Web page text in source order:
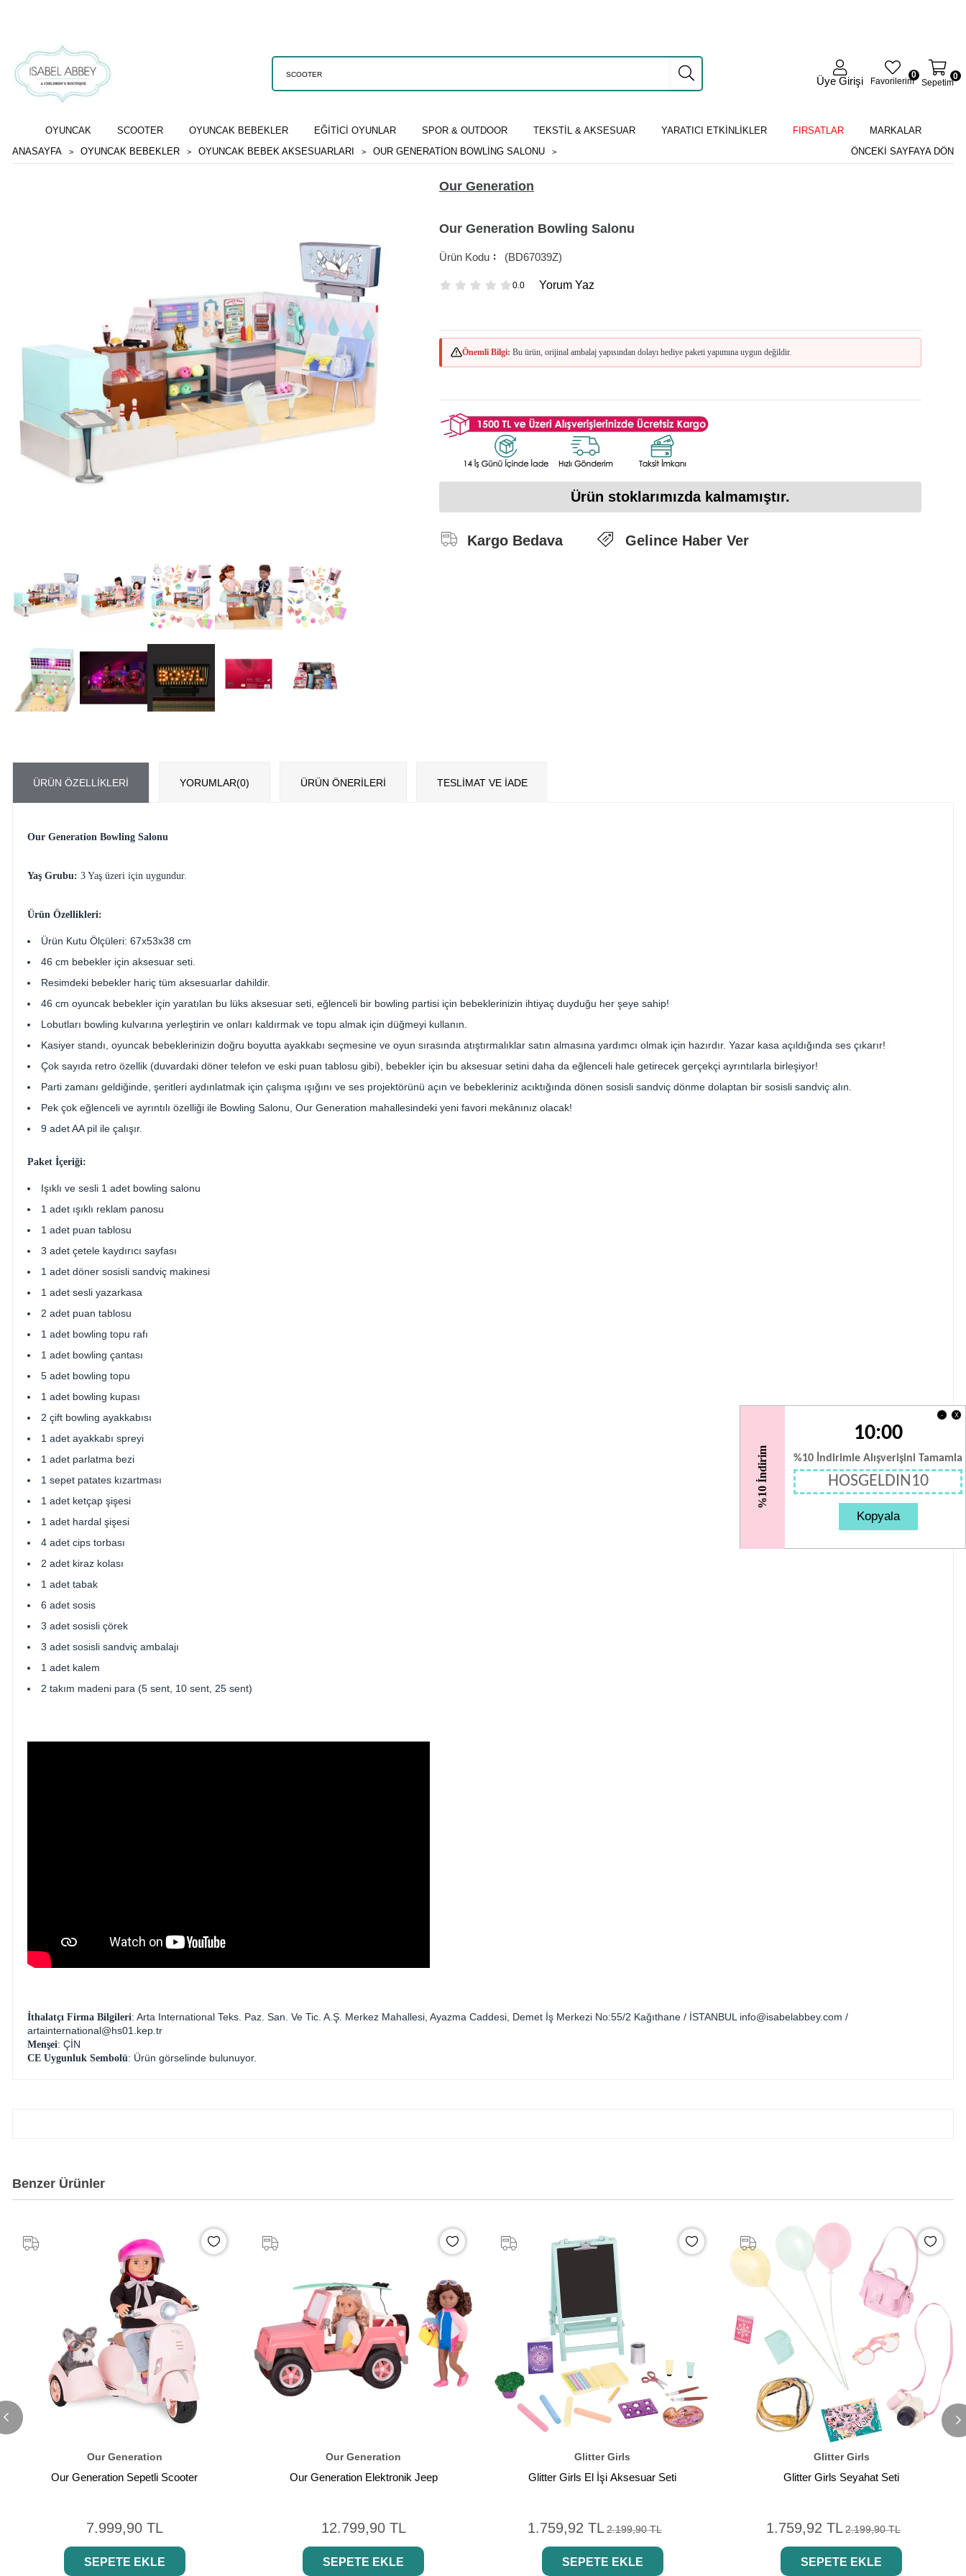
%10 İndirim
10:00
%10 İndirimle Alışverişini Tamamla
HOSGELDIN10
Kopyala
X
-
Üye Girişi Favorilerim
0
Sepetim
0
OYUNCAK SCOOTER OYUNCAK BEBEKLER EĞİTİCİ OYUNLAR SPOR & OUTDOOR TEKSTİL & AKSESUAR YARATICI ETKİNLİKLER FIRSATLAR
MARKALAR
ANASAYFA
OYUNCAK BEBEKLER OYUNCAK BEBEK AKSESUARLARI OUR GENERATION BOWLING SALONU ÖNCEKI SAYFAYA DÖN
Our Generation
Our Generation Bowling Salonu
(BD67039Z)
0.0 Yorum Yaz
Önemli Bilgi: Bu ürün, orijinal ambalaj yapısından dolayı hediye paketi yapımına uygun değildir.
Ürün stoklarımızda kalmamıştır.
Kargo Bedava Gelince Haber Ver
ÜRÜN ÖZELLIKLERI YORUMLAR(0) ÜRÜN ÖNERILERI TESLİMAT VE İADE
Our Generation Bowling Salonu
Yaş Grubu: 3 Yaş üzeri için uygundur.
Ürün Özellikleri:
Ürün Kutu Ölçüleri: 67x53x38 cm
46 cm bebekler için aksesuar seti.
Resimdeki bebekler hariç tüm aksesuarlar dahildir.
46 cm oyuncak bebekler için yaratılan bu lüks aksesuar seti, eğlenceli bir bowling partisi için bebeklerinizin ihtiyaç duyduğu her şeye sahip!
Lobutları bowling kulvarına yerleştirin ve onları kaldırmak ve topu almak için düğmeyi kullanın.
Kasiyer standı, oyuncak bebeklerinizin doğru boyutta ayakkabı seçmesine ve oyun sırasında atıştırmalıklar satın almasına yardımcı olmak için hazırdır. Yazar kasa açıldığında ses çıkarır!
Çok sayıda retro özellik (duvardaki döner telefon ve eski puan tablosu gibi), bebekler için bu aksesuar setini daha da eğlenceli hale getirecek gerçekçi ayrıntılarla birleşiyor!
Parti zamanı geldiğinde, şeritleri aydınlatmak için çalışma ışığını ve ses projektörünü açın ve bebekleriniz acıktığında dönen sosisli sandviç dönme dolaptan bir sosisli sandviç alın.
Pek çok eğlenceli ve ayrıntılı özelliği ile Bowling Salonu, Our Generation mahallesindeki yeni favori mekânınız olacak!
9 adet AA pil ile çalışır.
Paket İçeriği:
Işıklı ve sesli 1 adet bowling salonu
1 adet ışıklı reklam panosu
1 adet puan tablosu
3 adet çetele kaydırıcı sayfası
1 adet döner sosisli sandviç makinesi
1 adet sesli yazarkasa
2 adet puan tablosu
1 adet bowling topu rafı
1 adet bowling çantası
5 adet bowling topu
1 adet bowling kupası
2 çift bowling ayakkabısı
1 adet ayakkabı spreyi
1 adet parlatma bezi
1 sepet patates kızartması
1 adet ketçap şişesi
1 adet hardal şişesi
4 adet cips torbası
2 adet kiraz kolası
1 adet tabak
6 adet sosis
3 adet sosisli çörek
3 adet sosisli sandviç ambalajı
1 adet kalem
2 takım madeni para (5 sent, 10 sent, 25 sent)
İthalatçı Firma Bilgileri: Arta International Teks. Paz. San. Ve Tic. A.Ş. Merkez Mahallesi, Ayazma Caddesi, Demet İş Merkezi No:55/2 Kağıthane / İSTANBUL info@isabelabbey.com /
artainternational@hs01.kep.tr
Menşei: ÇİN
CE Uygunluk Sembolü: Ürün görselinde bulunuyor.
Benzer Ürünler
Our Generation
Our Generation Sepetli Scooter
7.999,90 TL
SEPETE EKLE
Our Generation
Our Generation Elektronik Jeep
12.799,90 TL
SEPETE EKLE
Glitter Girls
Glitter Girls El İşi Aksesuar Seti
1.759,92 TL2.199,90 TL
%20
SEPETE EKLE
Glitter Girls
Glitter Girls Seyahat Seti
1.759,92 TL 2.199,90 TL
%20
İndirim
SEPETE EKLE